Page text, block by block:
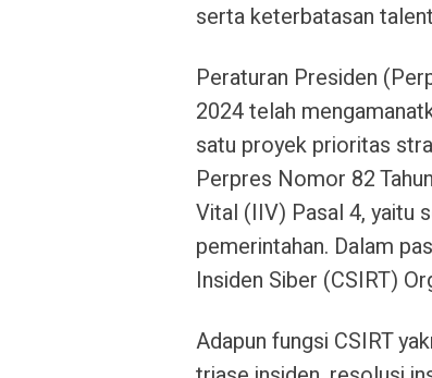
serta keterbatasan
Peraturan Presiden
2024 telah
satu proyek prioritas
Perpres Nomor 82
Vital (IIV) Pasal 4, yaitu
pemerintahan. Dalam
Insiden Siber (CSIRT)
Adapun fungsi CSIRT